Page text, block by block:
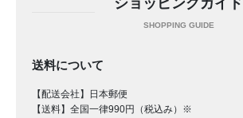
ショッピングガイド
送料について
【配送会社】日本郵便
【送料】全国一律990円（税込み）※